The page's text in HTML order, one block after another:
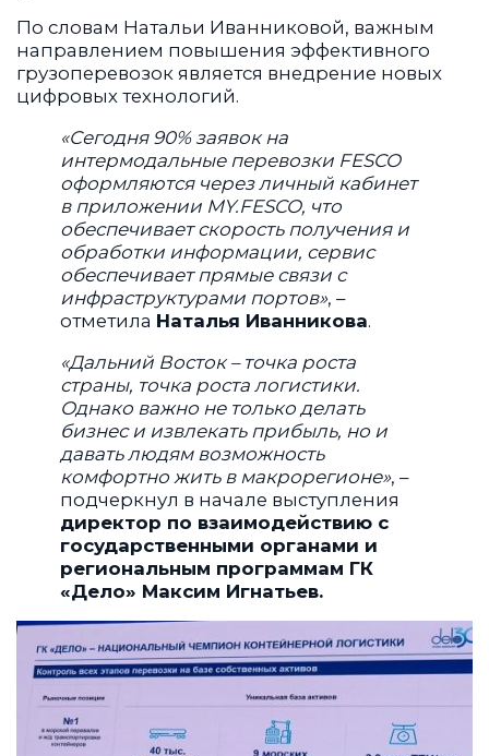
По словам Натальи Иванниковой, важным
направлением повышения эффективного
грузоперевозок является внедрение новых
цифровых технологий.
«Сегодня 90% заявок на
интермодальные перевозки FESCO
оформляются через личный кабинет
в приложении MY.FESCO, что
обеспечивает скорость получения и
обработки информации, сервис
обеспечивает прямые связи с
инфраструктурами портов», –
отметила Наталья Иванникова.
«Дальний Восток – точка роста
страны, точка роста логистики.
Однако важно не только делать
бизнес и извлекать прибыль, но и
давать людям возможность
комфортно жить в макрорегионе», –
подчеркнул в начале выступления
директор по взаимодействию с
государственными органами и
региональным программам ГК
«Дело» Максим Игнатьев.